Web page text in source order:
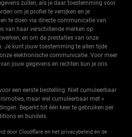
zullen, als je daar toestemming voor
om je profiel te verrijken en je
te doen via directe communicatie van
van haar verschillende merken op
en om de prestaties van onze
Je kunt jouw toestemming te allen tijde
elektronische communicatie. Voor meer
jouw gegevens en rechten kun je ons
een eerste bestelling. Niet cumuleerbaar
maar wel cumuleerbaar met «
Beperkt tot één keer te gebruiken per
en bundels.
door Cloudflare en het privacybeleid en de